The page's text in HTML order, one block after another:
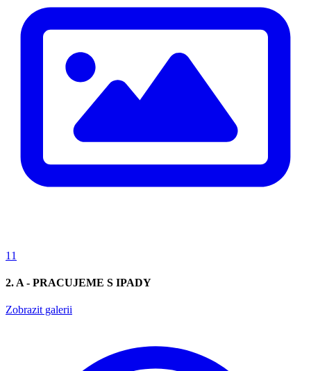
11
2. A - PRACUJEME S IPADY
Zobrazit galerii